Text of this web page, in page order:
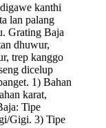
kanthi
lan palang
Grating Baja
dhuwur,
trep kanggo
dicelup
1) Bahan
karat,
Tipe
Gigi. 3) Tipe